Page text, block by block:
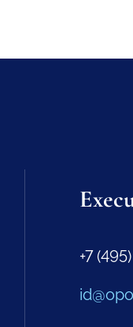
+7